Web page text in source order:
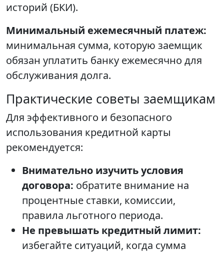
историй (БКИ).
Минимальный ежемесячный платеж:
минимальная сумма, которую заемщик
обязан уплатить банку ежемесячно для
обслуживания долга.
Практические советы заемщикам
Для эффективного и безопасного
использования кредитной карты
рекомендуется:
Внимательно изучить условия
договора: обратите внимание на
процентные ставки, комиссии,
правила льготного периода.
Не превышать кредитный лимит:
избегайте ситуаций, когда сумма